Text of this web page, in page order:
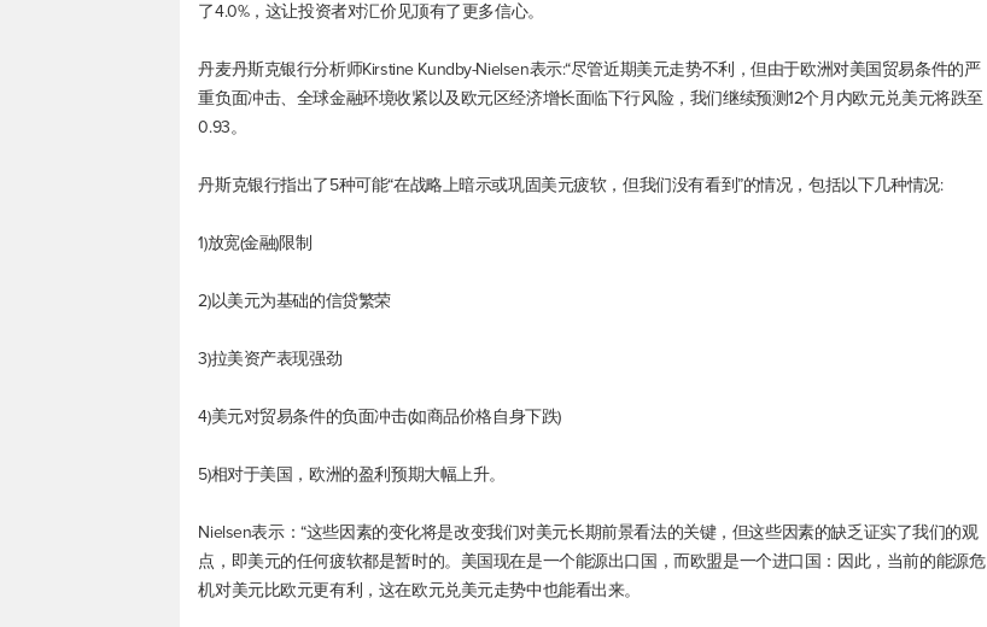
了4.0%，这让投资者对汇价见顶有了更多信心。
丹麦丹斯克银行分析师Kirstine Kundby-Nielsen表示:“尽管近期美元走势不利，但由于欧洲对美国贸易条件的严
重负面冲击、全球金融环境收紧以及欧元区经济增长面临下行风险，我们继续预测12个月内欧元兑美元将跌至
0.93。
丹斯克银行指出了5种可能“在战略上暗示或巩固美元疲软，但我们没有看到”的情况，包括以下几种情况:
1)放宽(金融)限制
2)以美元为基础的信贷繁荣
3)拉美资产表现强劲
4)美元对贸易条件的负面冲击(如商品价格自身下跌)
5)相对于美国，欧洲的盈利预期大幅上升。
Nielsen表示：“这些因素的变化将是改变我们对美元长期前景看法的关键，但这些因素的缺乏证实了我们的观
点，即美元的任何疲软都是暂时的。美国现在是一个能源出口国，而欧盟是一个进口国：因此，当前的能源危
机对美元比欧元更有利，这在欧元兑美元走势中也能看出来。